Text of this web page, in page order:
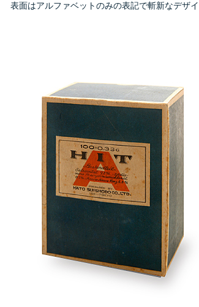
表面はアルファベットのみの表記で斬新なデザイ